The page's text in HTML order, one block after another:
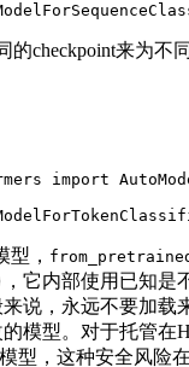
的checkpoint来为不
import
型，
，它内部使用已知是
来说，永远不要加载
模型。对于托管在
型，这种安全风险